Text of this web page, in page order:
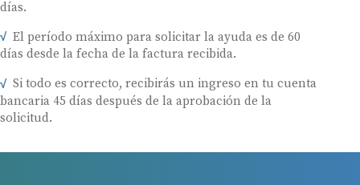
días.
El período máximo para solicitar la ayuda es de 60
días desde la fecha de la factura recibida.
Si todo es correcto, recibirás un ingreso en tu cuenta
bancaria 45 días después de la aprobación de la
solicitud.